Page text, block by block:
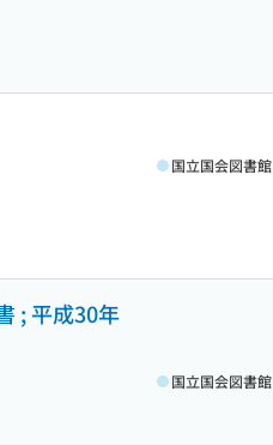
国立国会図書館
; 平成30年
国立国会図書館